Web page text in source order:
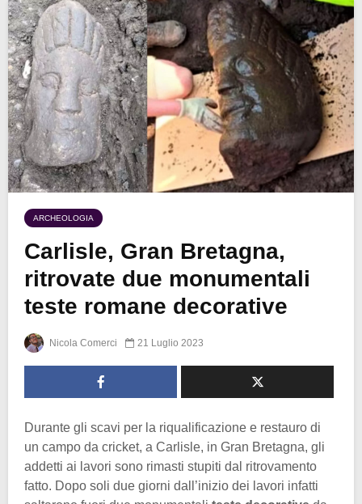
ARCHEOLOGIA
Carlisle, Gran Bretagna,
ritrovate due monumentali
teste romane decorative
Nicola Comerci 21 Luglio 2023
Durante gli scavi per la riqualificazione e restauro di
un campo da cricket, a Carlisle, in Gran Bretagna, gli
addetti ai lavori sono rimasti stupiti dal ritrovamento
fatto. Dopo soli due giorni dall’inizio dei lavori infatti